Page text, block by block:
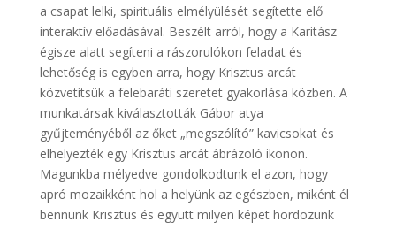
a csapat lelki, spirituális elmélyülését segítette elő
interaktív előadásával. Beszélt arról, hogy a Karitász
égisze alatt segíteni a rászorulókon feladat és
lehetőség is egyben arra, hogy Krisztus arcát
közvetítsük a felebaráti szeretet gyakorlása közben. A
munkatársak kiválasztották Gábor atya
gyűjteményéből az őket „megszólító” kavicsokat és
elhelyezték egy Krisztus arcát ábrázoló ikonon.
Magunkba mélyedve gondolkodtunk el azon, hogy
apró mozaikként hol a helyünk az egészben, miként él
bennünk Krisztus és együtt milyen képet hordozunk